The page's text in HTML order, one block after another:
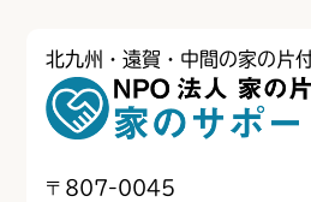
北九州・遠賀・中間の家の片
〒 807-0045